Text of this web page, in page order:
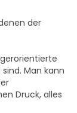
der
Man kann
Druck, alles